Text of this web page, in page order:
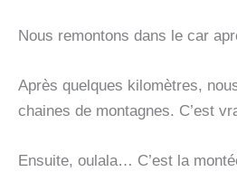
Nous remontons dans le car
Après quelques kilomètres,
chaines de montagnes. C’est
Ensuite, oulala… C’est la